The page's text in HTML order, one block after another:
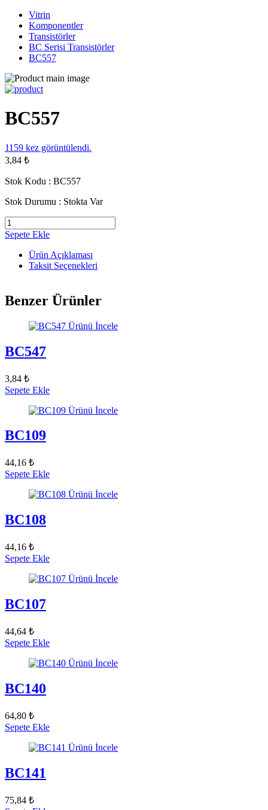
Vitrin
Komponentler
Transistörler
BC Serisi Transistörler
BC557
BC557
1159 kez görüntülendi.
3,84 ₺
Stok Kodu : BC557
Stok Durumu : Stokta Var
Sepete Ekle
Ürün Açıklaması
Taksit Seçenekleri
Benzer Ürünler
Ürünü İncele
BC547
3,84 ₺
Sepete Ekle
Ürünü İncele
BC109
44,16 ₺
Sepete Ekle
Ürünü İncele
BC108
44,16 ₺
Sepete Ekle
Ürünü İncele
BC107
44,64 ₺
Sepete Ekle
Ürünü İncele
BC140
64,80 ₺
Sepete Ekle
Ürünü İncele
BC141
75,84 ₺